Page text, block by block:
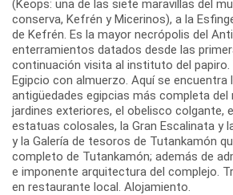
(Keops: una de las siete maravillas del
conserva, Kefrén y Micerinos), a la
de Kefrén. Es la mayor necrópolis del
enterramientos datados desde las
continuación visita al instituto del papiro.
Egipcio con almuerzo. Aquí se encuentra
antigüedades egipcias más completa del
jardines exteriores, el obelisco colgante,
estatuas colosales, la Gran Escalinata y
y la Galería de tesoros de Tutankamón
completo de Tutankamón; además de
e imponente arquitectura del complejo.
en restaurante local. Alojamiento.